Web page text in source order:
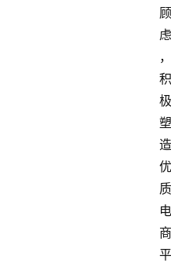
顾
虑
，
积
极
塑
造
优
质
电
商
平